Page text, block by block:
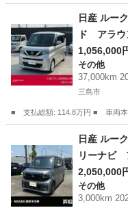
セレナ
日産 ルー
ド アラ
ジェンシ
簿 ＥＴＣ
パワーウ
1,056,000
その他
37,000km
三島市
■ 支払総額: 114.8万円 ■ 車両
その他
日産 ルー
リーナビ
警報 オー
ワースラ
ドリング
2,050,000
その他
3,000km